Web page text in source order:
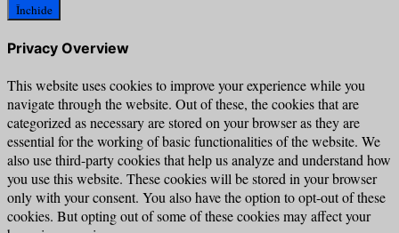
Închide
Privacy Overview
This website uses cookies to improve your experience while you
navigate through the website. Out of these, the cookies that are
categorized as necessary are stored on your browser as they are
essential for the working of basic functionalities of the website. We
also use third-party cookies that help us analyze and understand how
you use this website. These cookies will be stored in your browser
only with your consent. You also have the option to opt-out of these
cookies. But opting out of some of these cookies may affect your